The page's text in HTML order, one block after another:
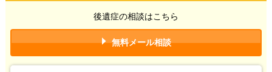
後遺症の相談はこちら
無料メール相談